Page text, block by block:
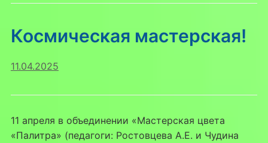
Космическая мастерская!
11.04.2025
11 апреля в объединении «Мастерская цвета
«Палитра» (педагоги: Ростовцева А.Е. и Чудина